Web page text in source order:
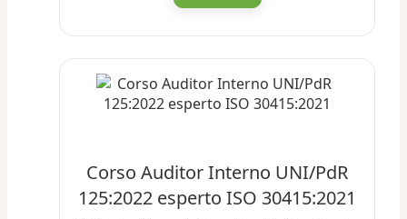
Corso Auditor Interno UNI/PdR
125:2022 esperto ISO 30415:2021